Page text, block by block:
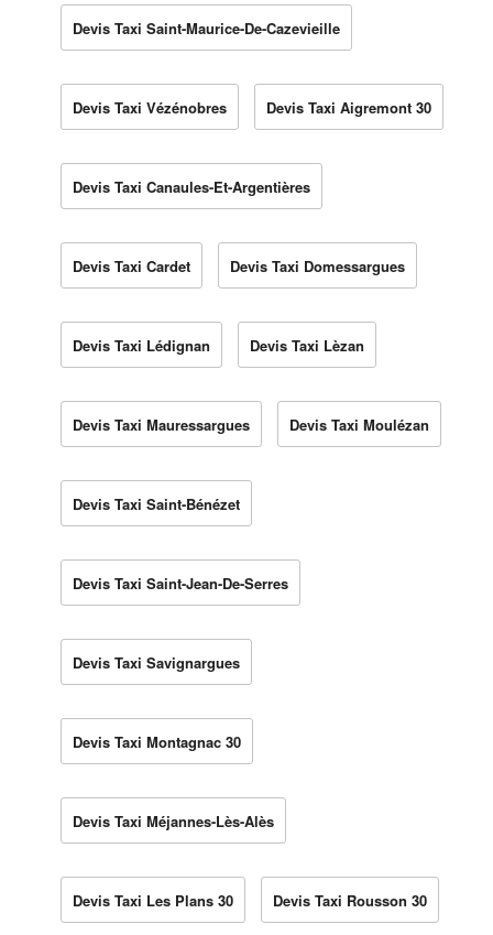
Devis Taxi Saint-Maurice-De-Cazevieille
Devis Taxi Vézénobres Devis Taxi Aigremont 30
Devis Taxi Canaules-Et-Argentières
Devis Taxi Cardet Devis Taxi Domessargues
Devis Taxi Lédignan Devis Taxi Lèzan
Devis Taxi Mauressargues Devis Taxi Moulézan
Devis Taxi Saint-Bénézet
Devis Taxi Saint-Jean-De-Serres
Devis Taxi Savignargues
Devis Taxi Montagnac 30
Devis Taxi Méjannes-Lès-Alès
Devis Taxi Les Plans 30 Devis Taxi Rousson 30